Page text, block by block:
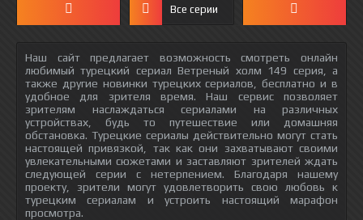
Все серии
Наш сайт предлагает возможность смотреть онлайн
любимый турецкий сериал Ветреный холм 149 серия, а
также другие новинки турецких сериалов, бесплатно и в
удобное для зрителя время. Наш сервис позволяет
зрителям наслаждаться сериалами на различных
устройствах, будь то путешествие или домашняя
обстановка. Турецкие сериалы действительно могут стать
настоящей привязкой, так как они захватывают своими
увлекательными сюжетами и заставляют зрителей ждать
следующей серии с нетерпением. Благодаря нашему
проекту, зрители могут удовлетворить свою любовь к
турецким сериалам и устроить настоящий марафон
просмотра.